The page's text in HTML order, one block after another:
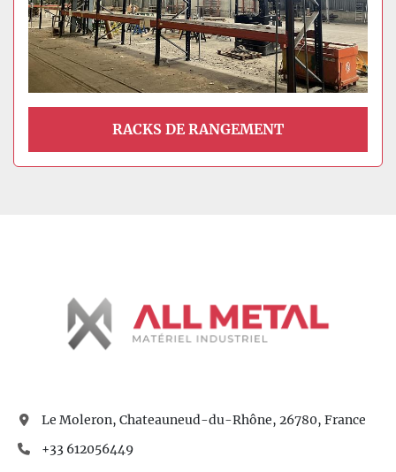
RACKS DE RANGEMENT
Le Moleron, Chateauneud-du-Rhône, 26780, France
+33 612056449